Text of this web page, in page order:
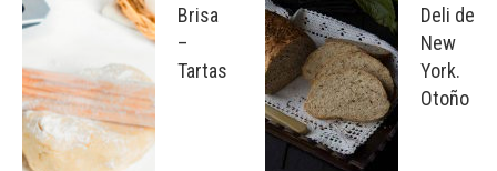
Brisa
–
Tartas
Deli de
New
York.
Otoño